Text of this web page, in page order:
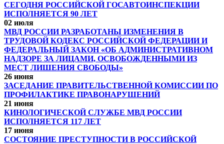
СЕГОДНЯ РОССИЙСКОЙ ГОСАВТОИНСПЕКЦИИ
ИСПОЛНЯЕТСЯ 90 ЛЕТ
02 июля
МВД РОССИИ РАЗРАБОТАНЫ ИЗМЕНЕНИЯ В
ТРУДОВОЙ КОДЕКС РОССИЙСКОЙ ФЕДЕРАЦИИ И
ФЕДЕРАЛЬНЫЙ ЗАКОН «ОБ АДМИНИСТРАТИВНОМ
НАДЗОРЕ ЗА ЛИЦАМИ, ОСВОБОЖДЕННЫМИ ИЗ
МЕСТ ЛИШЕНИЯ СВОБОДЫ»
26 июня
ЗАСЕДАНИЕ ПРАВИТЕЛЬСТВЕННОЙ КОМИССИИ ПО
ПРОФИЛАКТИКЕ ПРАВОНАРУШЕНИЙ
21 июня
КИНОЛОГИЧЕСКОЙ СЛУЖБЕ МВД РОССИИ
ИСПОЛНЯЕТСЯ 117 ЛЕТ
17 июня
СОСТОЯНИЕ ПРЕСТУПНОСТИ В РОССИЙСКОЙ